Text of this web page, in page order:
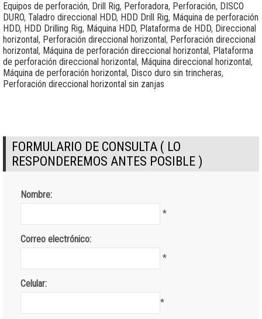
Equipos de perforación, Drill Rig, Perforadora, Perforación, DISCO
DURO, Taladro direccional HDD, HDD Drill Rig, Máquina de perforación
HDD, HDD Drilling Rig, Máquina HDD, Plataforma de HDD, Direccional
horizontal, Perforación direccional horizontal, Perforación direccional
horizontal, Máquina de perforación direccional horizontal, Plataforma
de perforación direccional horizontal, Máquina direccional horizontal,
Máquina de perforación horizontal, Disco duro sin trincheras,
Perforación direccional horizontal sin zanjas
FORMULARIO DE CONSULTA ( LO
RESPONDEREMOS ANTES POSIBLE )
Nombre:
*
Correo electrónico:
*
Celular:
*